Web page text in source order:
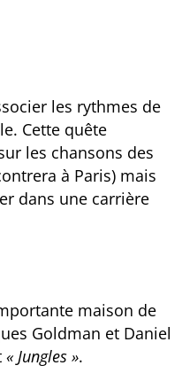
les rythmes de
Cette quête
les chansons des
à Paris) mais
dans une carrière
maison de
Goldman et Daniel
« Jungles ».